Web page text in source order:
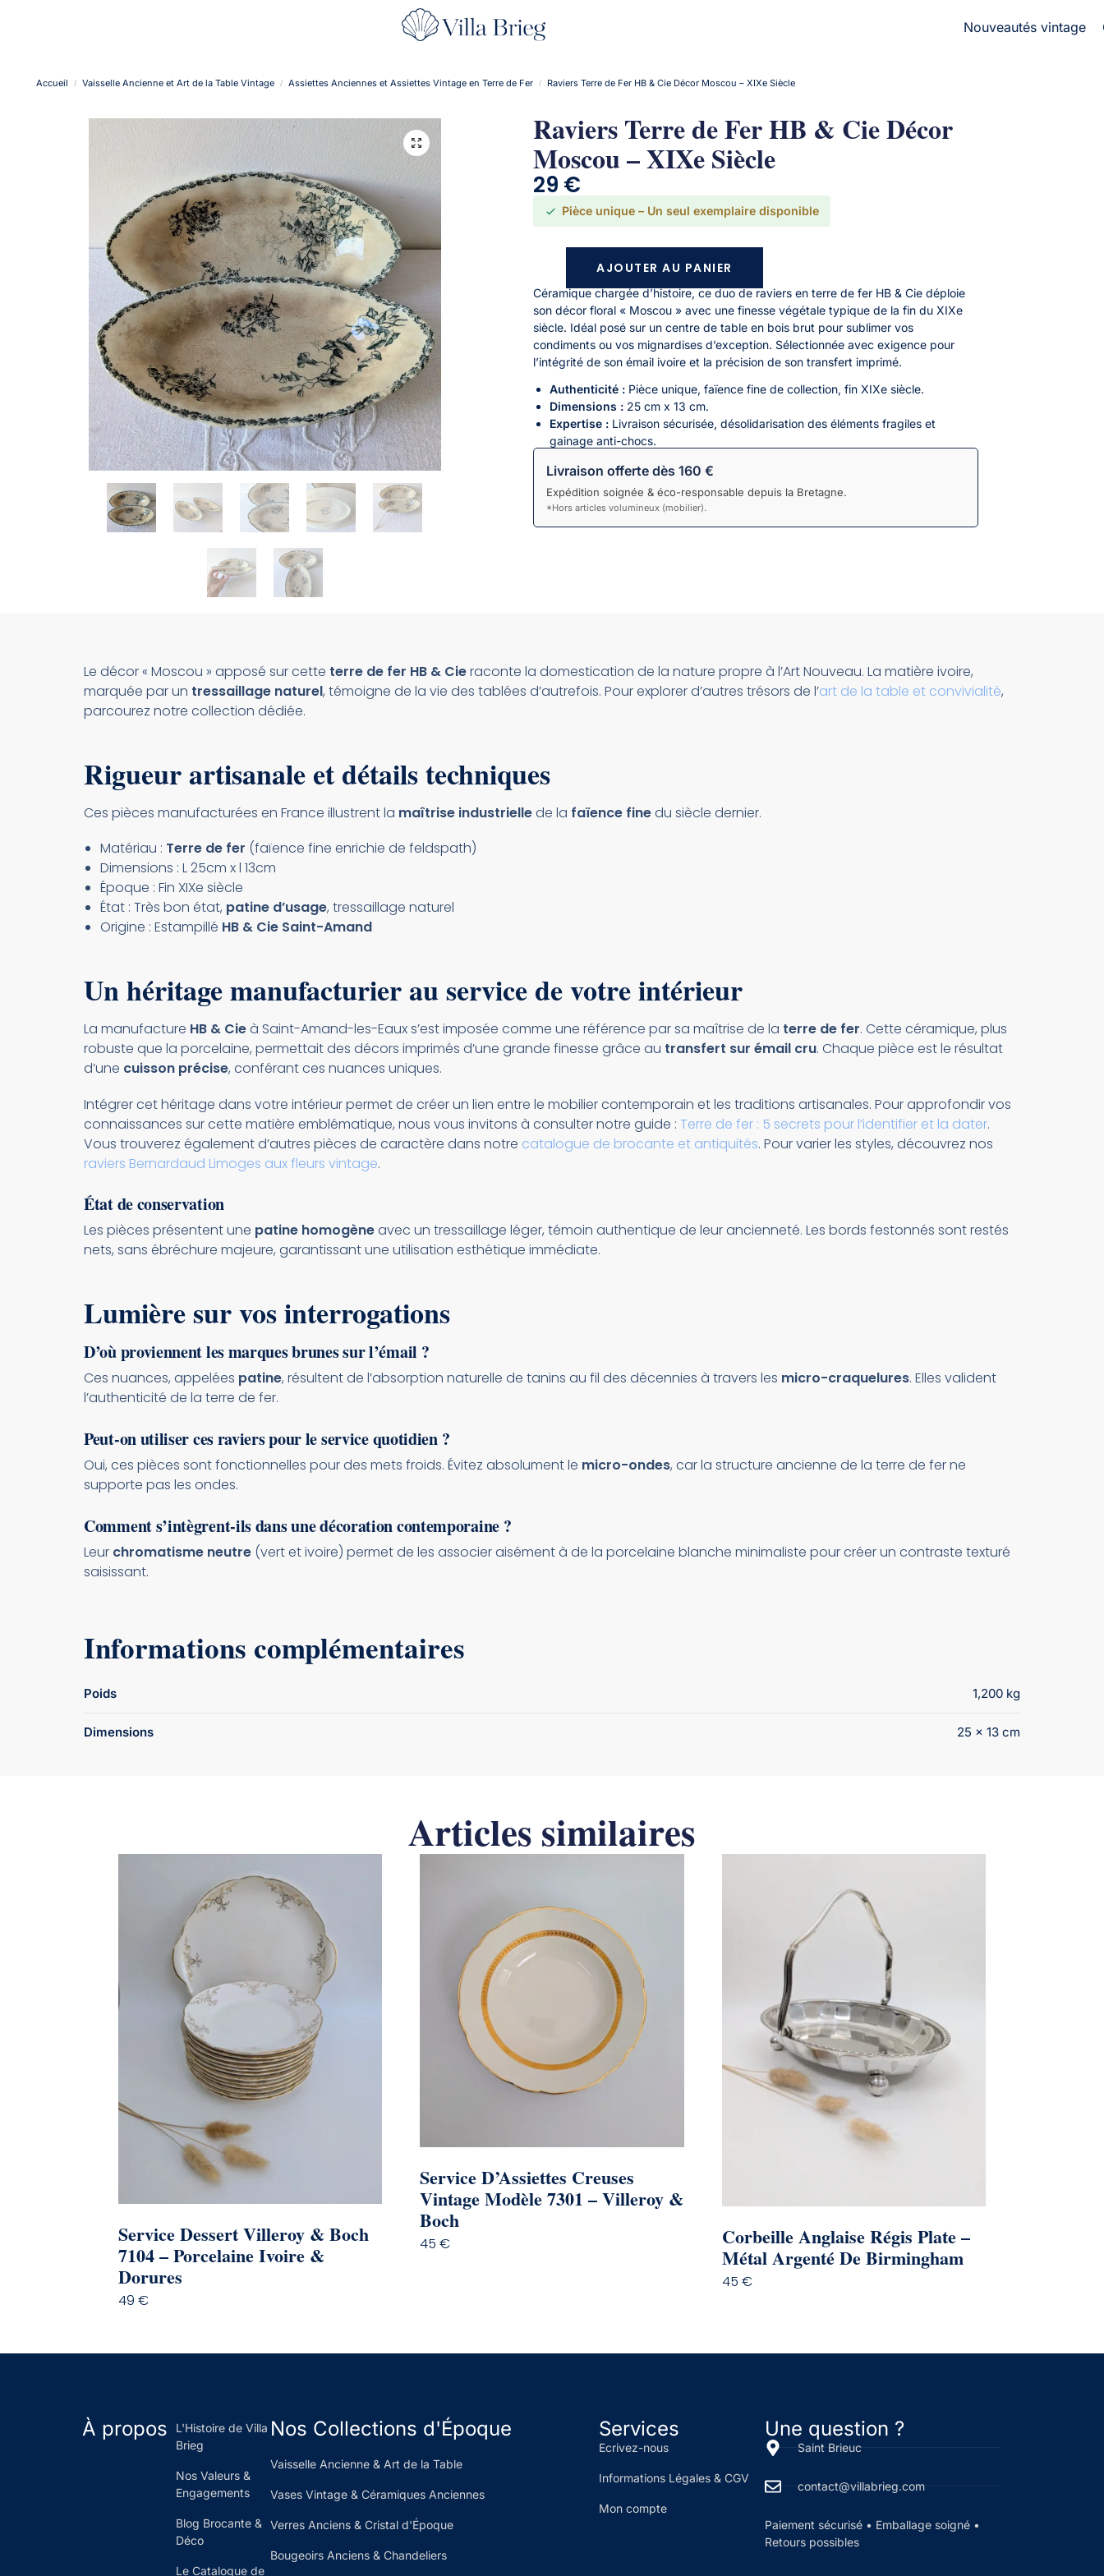
Nouveautés vintage
Accueil / Vaisselle Ancienne et Art de la Table Vintage / Assiettes Anciennes et Assiettes Vintage en Terre de Fer / Raviers Terre de Fer HB & Cie Décor Moscou – XIXe Siècle
Raviers Terre de Fer HB & Cie Décor
Moscou – XIXe Siècle
29 €
Pièce unique – Un seul exemplaire disponible
AJOUTER AU PANIER
Céramique chargée d’histoire, ce duo de raviers en terre de fer HB & Cie déploie
son décor floral « Moscou » avec une finesse végétale typique de la fin du XIXe
siècle. Idéal posé sur un centre de table en bois brut pour sublimer vos
condiments ou vos mignardises d’exception. Sélectionnée avec exigence pour
l’intégrité de son émail ivoire et la précision de son transfert imprimé.
Authenticité : Pièce unique, faïence fine de collection, fin XIXe siècle.
Dimensions : 25 cm x 13 cm.
Expertise : Livraison sécurisée, désolidarisation des éléments fragiles et
gainage anti-chocs.
Livraison offerte dès 160 €
Expédition soignée & éco-responsable depuis la Bretagne.
*Hors articles volumineux (mobilier).
Le décor « Moscou » apposé sur cette terre de fer HB & Cieraconte la domestication de la nature propre à l’Art Nouveau. La matière ivoire,
marquée par un tressaillage naturel, témoigne de la vie des tablées d’autrefois. Pour explorer d’autres trésors de l’art de la table et convivialité,
parcourez notre collection dédiée.
Rigueur artisanale et détails techniques
Ces pièces manufacturées en France illustrent la maîtrise industriellede la faïence finedu siècle dernier.
Matériau : Terre de fer (faïence fine enrichie de feldspath)
Dimensions : L 25cm x l 13cm
Époque : Fin XIXe siècle
État : Très bon état, patine d’usage, tressaillage naturel
Origine : Estampillé HB & Cie Saint-Amand
Un héritage manufacturier au service de votre intérieur
La manufacture HB & Cieà Saint-Amand-les-Eaux s’est imposée comme une référence par sa maîtrise de la terre de fer. Cette céramique, plus
robuste que la porcelaine, permettait des décors imprimés d’une grande finesse grâce au transfert sur émail cru. Chaque pièce est le résultat
d’une cuisson précise, conférant ces nuances uniques.
Intégrer cet héritage dans votre intérieur permet de créer un lien entre le mobilier contemporain et les traditions artisanales. Pour approfondir vos
connaissances sur cette matière emblématique, nous vous invitons à consulter notre guide : Terre de fer : 5 secrets pour l’identifier et la dater.
Vous trouverez également d’autres pièces de caractère dans notre catalogue de brocante et antiquités. Pour varier les styles, découvrez nos
raviers Bernardaud Limoges aux fleurs vintage.
État de conservation
Les pièces présentent une patine homogèneavec un tressaillage léger, témoin authentique de leur ancienneté. Les bords festonnés sont restés
nets, sans ébréchure majeure, garantissant une utilisation esthétique immédiate.
Lumière sur vos interrogations
D’où proviennent les marques brunes sur l’émail ?
Ces nuances, appelées patine, résultent de l’absorption naturelle de tanins au fil des décennies à travers les micro-craquelures. Elles valident
l’authenticité de la terre de fer.
Peut-on utiliser ces raviers pour le service quotidien ?
Oui, ces pièces sont fonctionnelles pour des mets froids. Évitez absolument le micro-ondes, car la structure ancienne de la terre de fer ne
supporte pas les ondes.
Comment s’intègrent-ils dans une décoration contemporaine ?
Leur chromatisme neutre (vert et ivoire) permet de les associer aisément à de la porcelaine blanche minimaliste pour créer un contraste texturé
saisissant.
Informations complémentaires
Poids 1,200 kg
Dimensions 25 × 13 cm
Articles similaires
Service Dessert Villeroy & Boch
7104 – Porcelaine Ivoire &
Dorures
49 €
Service D’Assiettes Creuses
Vintage Modèle 7301 – Villeroy &
Boch
45€ Corbeille Anglaise Régis Plate –
Métal Argenté De Birmingham
45 €
À propos
L'Histoire de Villa
Brieg
Nos Valeurs &
Engagements
Blog Brocante &
Déco
Le Catalogue de
Nos Collections d'Époque
Vaisselle Ancienne & Art de la Table
Vases Vintage & Céramiques Anciennes
Verres Anciens & Cristal d'Époque
Bougeoirs Anciens & Chandeliers
Services
Ecrivez-nous
Informations Légales & CGV
Mon compte
Une question ?
Saint Brieuc
contact@villabrieg.com
Paiement sécurisé • Emballage soigné •
Retours possibles